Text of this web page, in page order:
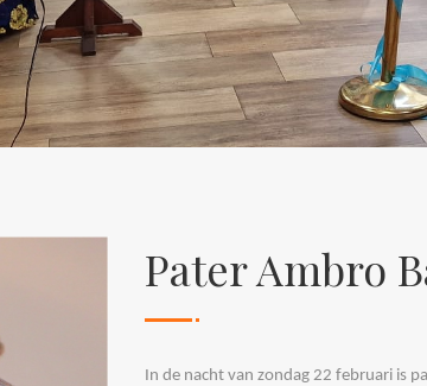
Pater Ambro
In de nacht van zondag 22 februari is